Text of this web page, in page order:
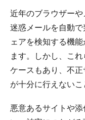
近年のブラウザー
迷惑メールを自動
ェアを検知する機
ます。しかし、こ
ケースもあり、不
が十分に行えないこ
悪意あるサイトや